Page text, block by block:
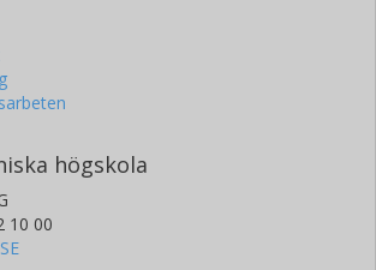
högskola
10 00